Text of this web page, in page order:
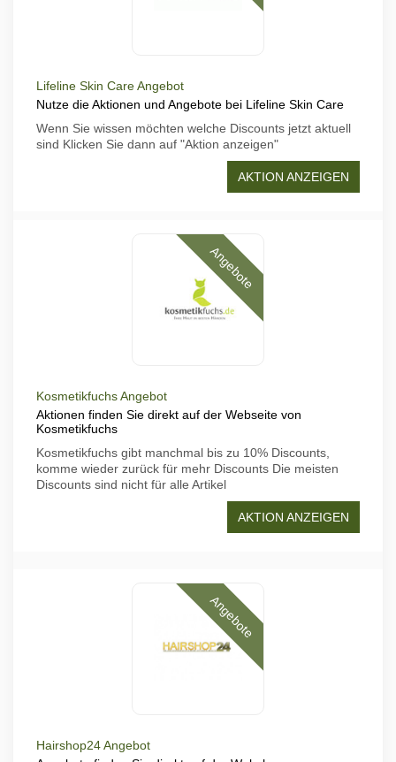
Lifeline Skin Care Angebot
Nutze die Aktionen und Angebote bei Lifeline Skin Care
Wenn Sie wissen möchten welche Discounts jetzt aktuell
sind Klicken Sie dann auf "Aktion anzeigen"
AKTION ANZEIGEN
Angebote
Kosmetikfuchs Angebot
Aktionen finden Sie direkt auf der Webseite von
Kosmetikfuchs
Kosmetikfuchs gibt manchmal bis zu 10% Discounts,
komme wieder zurück für mehr Discounts Die meisten
Discounts sind nicht für alle Artikel
AKTION ANZEIGEN
Angebote
Hairshop24 Angebot